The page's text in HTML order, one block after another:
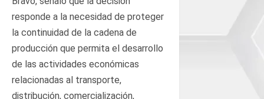
responde a la necesidad de proteger
la continuidad de la cadena de
producción que permita el desarrollo
de las actividades económicas
relacionadas al transporte,
distribución, comercialización,